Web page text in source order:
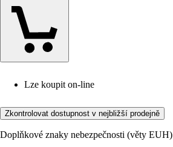
Lze koupit on-line
Zkontrolovat dostupnost v nejbližší prodejně
Doplňkové znaky nebezpečnosti (věty EUH)